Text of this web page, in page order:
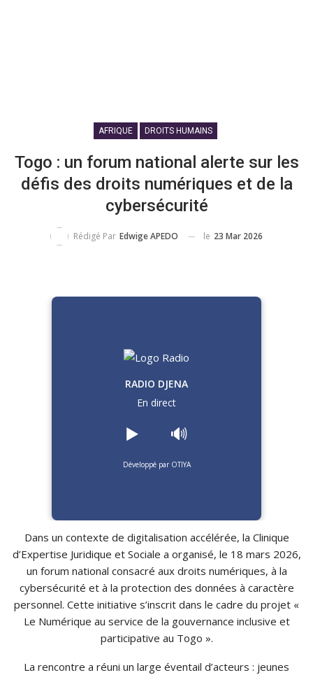
AFRIQUE DROITS HUMAINS
Togo : un forum national alerte sur les
défis des droits numériques et de la
cybersécurité
Rédigé Par Edwige APEDO le 23 Mar 2026
RADIO DJENA
En direct
▶️ 🔊
Développé par OTIYA
Dans un contexte de digitalisation accélérée, la Clinique
d’Expertise Juridique et Sociale a organisé, le 18 mars 2026,
un forum national consacré aux droits numériques, à la
cybersécurité et à la protection des données à caractère
personnel. Cette initiative s’inscrit dans le cadre du projet «
Le Numérique au service de la gouvernance inclusive et
participative au Togo ».
La rencontre a réuni un large éventail d’acteurs : jeunes